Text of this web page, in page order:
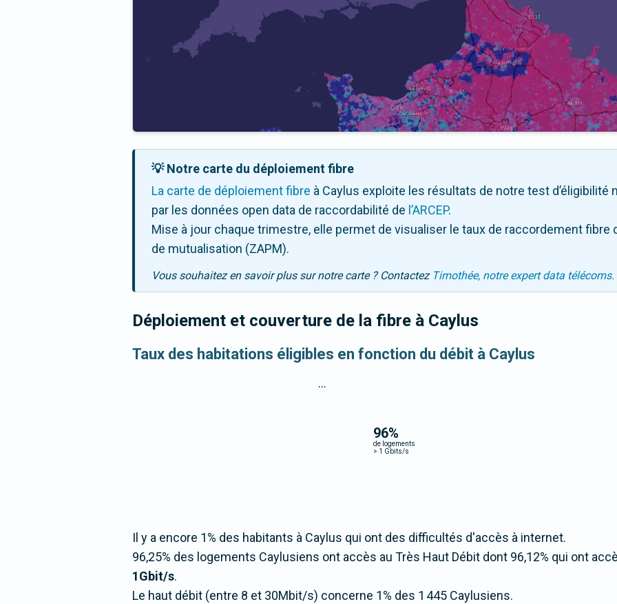
💡 Notre carte du déploiement fibre
La carte de déploiement fibre à Caylus exploite les résultats de notre test
par les données open data de raccordabilité de l’ARCEP.
Mise à jour chaque trimestre, elle permet de visualiser le taux de raccordement fibre
de mutualisation (ZAPM).
Vous souhaitez en savoir plus sur notre carte ? Contactez Timothée, notre expert data télécoms.
Déploiement et couverture de la fibre à Caylus
Taux des habitations éligibles en fonction du débit à Caylus
96%
de logements
> 1 Gbits/s
...
Il y a encore 1% des habitants à Caylus qui ont des difficultés d'accès à internet.
96,25% des logements Caylusiens ont accès au Très Haut Débit dont 96,12% qui ont
1Gbit/s.
Le haut débit (entre 8 et 30Mbit/s) concerne 1% des 1 445 Caylusiens.